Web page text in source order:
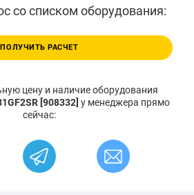
со списком оборудования:
ПОЛУЧИТЬ РАСЧЕТ
цену и наличие оборудования
[908332] у менеджера прямо
сейчас: